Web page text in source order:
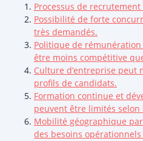
Processus de
Possibilité de forte
très demandés.
Politique de
être moins compétitive
Culture d’entreprise peut
profils de candidats.
Formation continue et
peuvent être limités selon
Mobilité géographique
des besoins opérationnels